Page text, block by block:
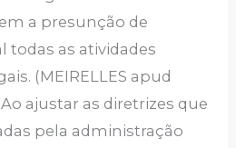
a presunção de
todas as atividades
(MEIRELLES apud
Ao ajustar as diretrizes que
pela administração